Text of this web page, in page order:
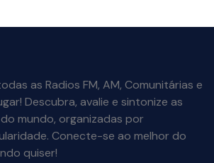
as Radios FM, AM, Comunitárias e
Descubra, avalie e sintonize as
mundo, organizadas por
Conecte-se ao melhor do
quiser!